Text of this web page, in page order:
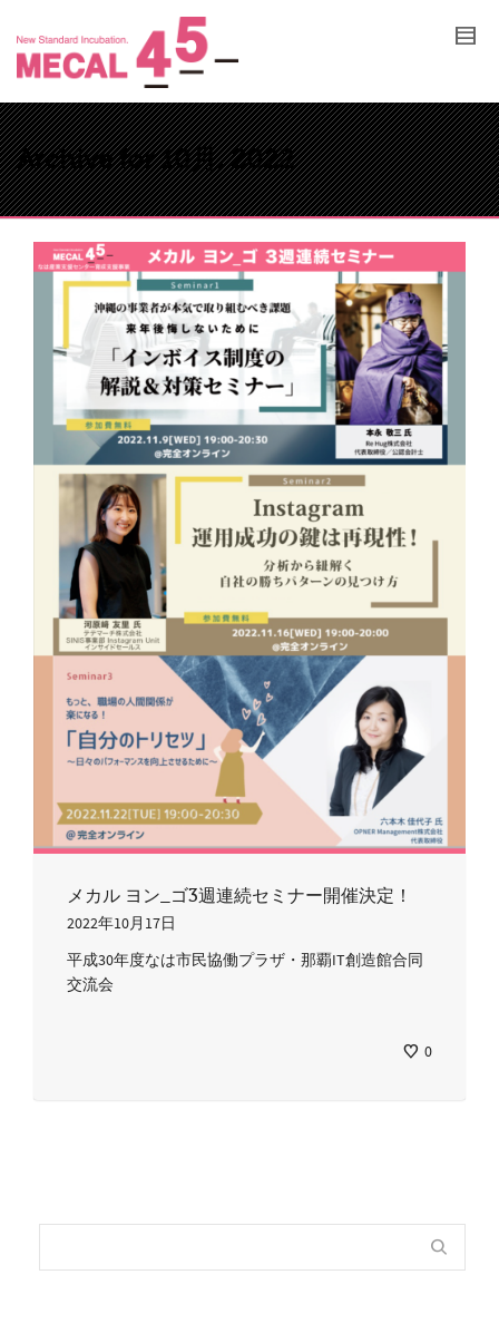
Archive for 10月, 2022
メカル ヨン_ゴ3週連続セミナー開催決定！
2022年10月17日
平成30年度なは市民協働プラザ・那覇IT創造館合同
交流会
0